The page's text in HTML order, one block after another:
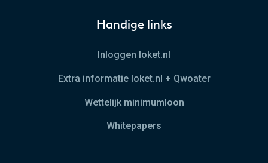
Handige links
Inloggen loket.nl
Extra informatie loket.nl + Qwoater
Wettelijk minimumloon
Whitepapers